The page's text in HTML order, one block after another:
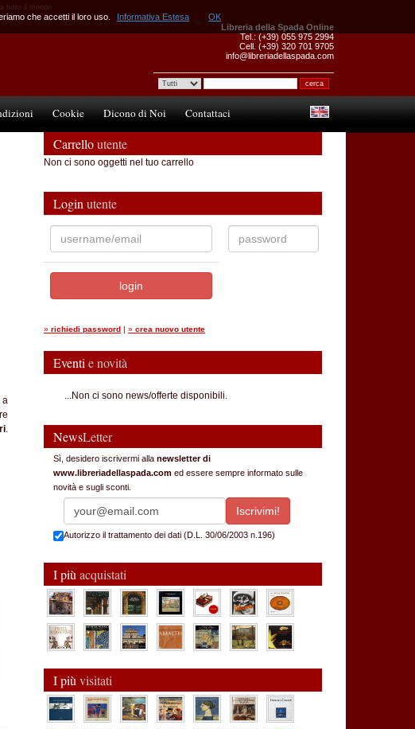
tutto il mondo
Libreria della Spada Online
Tel.: (+39) 055 975 2994
Cell. (+39) 320 701 9705
info@libreriadellaspada.com
Cookie Dicono di Noi Contattaci
a
.
Carrelloutente
Non ci sono oggetti nel tuo carrello
Login utente
» richiedi password | » crea nuovo utente
Eventi e novità
...Non ci sono news/offerte disponibili.
NewsLetter
Sì, desidero iscrivermi alla newsletter di
www.libreriadellaspada.com ed essere sempre informato sulle
novità e sugli sconti.
Autorizzo il trattamento dei dati (D.L. 30/06/2003 n.196)
I più acquistati
I più visitati
che accetti il loro uso. Informativa Estesa OK